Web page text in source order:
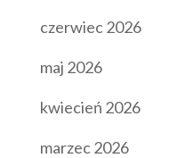
czerwiec 2026
maj 2026
kwiecień 2026
marzec 2026